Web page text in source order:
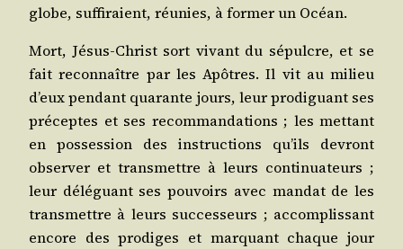
globe, suf­fi­raient, réunies, à for­mer un Océan.
Mort, Jésus-Christ sort vivant du sépulcre, et se
fait recon­naître par les Apôtres. Il vit au milieu
d’eux pen­dant qua­rante jours, leur pro­di­guant ses
pré­ceptes et ses recom­man­da­tions ; les met­tant
en pos­ses­sion des ins­truc­tions qu’ils devront
obser­ver et trans­mettre à leurs conti­nua­teurs ;
leur délé­guant ses pou­voirs avec man­dat de les
trans­mettre à leurs suc­ces­seurs ; accom­plis­sant
encore des pro­diges et mar­quant chaque jour